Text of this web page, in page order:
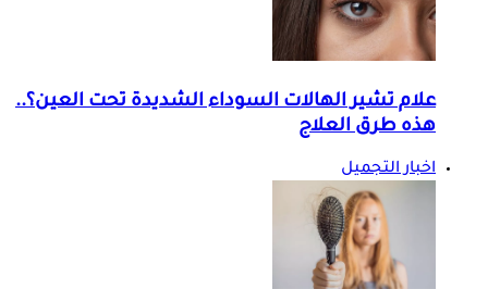
علام تشير الهالات السوداء الشديدة تحت العين؟..
هذه طرق العلاج
اخبار التجميل